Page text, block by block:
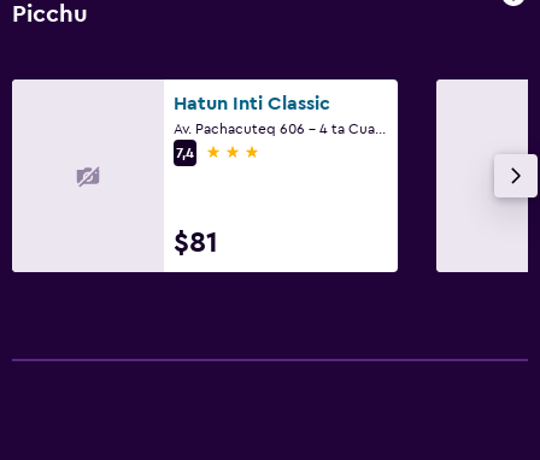
Picchu
Hatun Inti Classic
7,4
3 estrellas
$81